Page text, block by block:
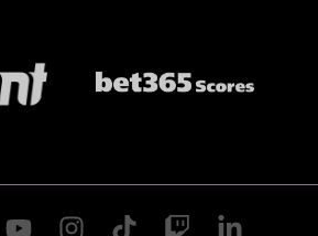
youtube instagramtiktok twitch